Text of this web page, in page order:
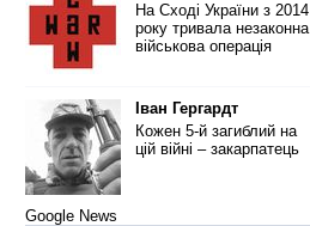
На Сході України з 2014
року тривала незаконна
військова операція
Іван Гергардт
Кожен 5-й загиблий на
цій війні – закарпатець
Google News